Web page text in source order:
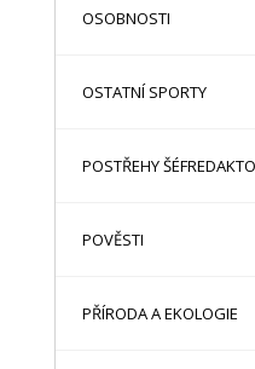
OSOBNOSTI
OSTATNÍ SPORTY
POSTŘEHY
POVĚSTI
PŘÍRODA A EKOLOGIE